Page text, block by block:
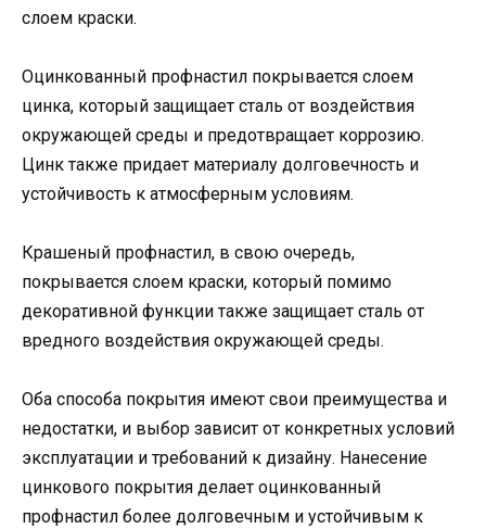
слоем краски.
Оцинкованный профнастил покрывается слоем
цинка, который защищает сталь от воздействия
окружающей среды и предотвращает коррозию.
Цинк также придает материалу долговечность и
устойчивость к атмосферным условиям.
Крашеный профнастил, в свою очередь,
покрывается слоем краски, который помимо
декоративной функции также защищает сталь от
вредного воздействия окружающей среды.
Оба способа покрытия имеют свои преимущества и
недостатки, и выбор зависит от конкретных условий
эксплуатации и требований к дизайну. Нанесение
цинкового покрытия делает оцинкованный
профнастил более долговечным и устойчивым к